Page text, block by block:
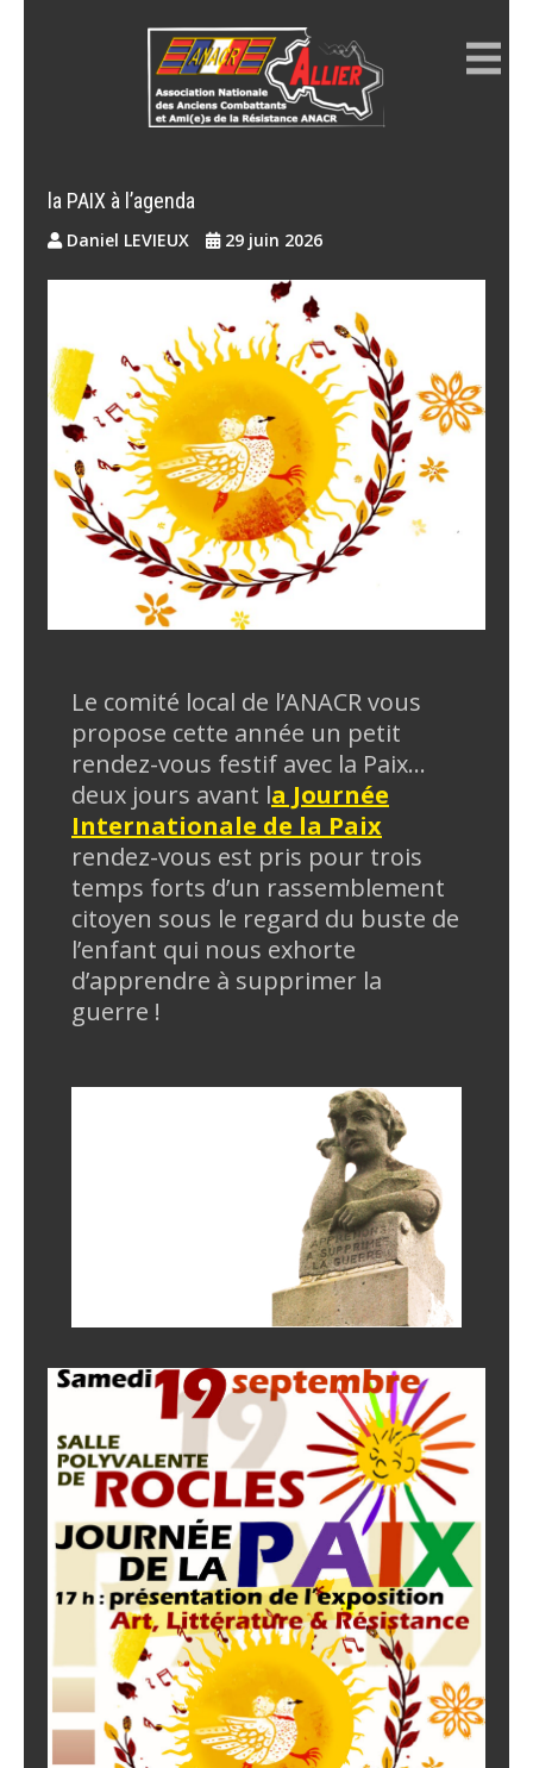
la PAIX à l’agenda
Daniel LEVIEUX 29 juin 2026
Le comité local de l’ANACR vous
propose cette année un petit
rendez-vous festif avec la Paix…
deux jours avant la Journée
Internationale de la Paix
rendez-vous est pris pour trois
temps forts d’un rassemblement
citoyen sous le regard du buste de
l’enfant qui nous exhorte
d’apprendre à supprimer la
guerre !